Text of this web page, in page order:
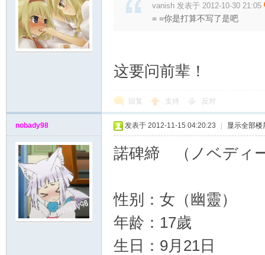
vanish 发表于 2012-10-30 21:05
= =你是打算不写了是吧
这要问前辈！
回复 支持 反对
nobady98 发表于 2012-11-15 04:20:23 显示全部楼
諾碑締 （ノベディ
性别：女（幽靈）
年龄：17歲
生日：9月21日